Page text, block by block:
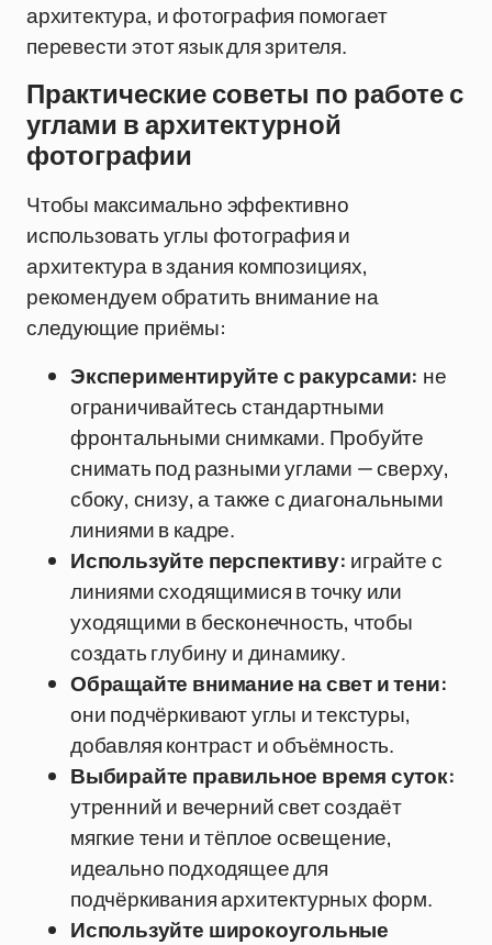
архитектура, и фотография помогает
перевести этот язык для зрителя.
Практические советы по работе с
углами в архитектурной
фотографии
Чтобы максимально эффективно
использовать углы фотография и
архитектура в здания композициях,
рекомендуем обратить внимание на
следующие приёмы:
Экспериментируйте с ракурсами: не
ограничивайтесь стандартными
фронтальными снимками. Пробуйте
снимать под разными углами — сверху,
сбоку, снизу, а также с диагональными
линиями в кадре.
Используйте перспективу: играйте с
линиями сходящимися в точку или
уходящими в бесконечность, чтобы
создать глубину и динамику.
Обращайте внимание на свет и тени:
они подчёркивают углы и текстуры,
добавляя контраст и объёмность.
Выбирайте правильное время суток:
утренний и вечерний свет создаёт
мягкие тени и тёплое освещение,
идеально подходящее для
подчёркивания архитектурных форм.
Используйте широкоугольные